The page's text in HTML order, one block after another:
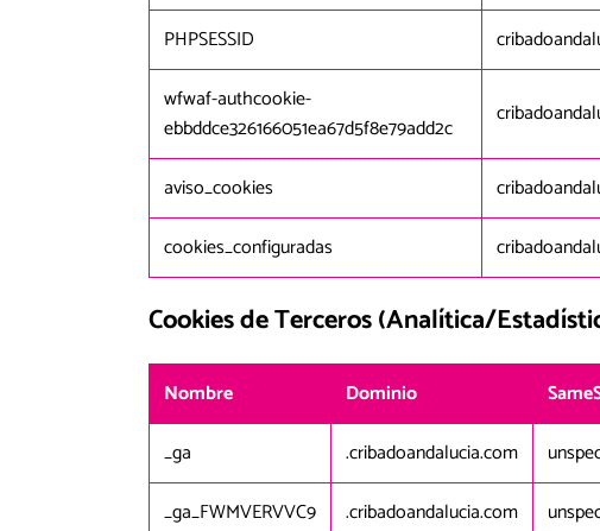
PHPSESSID
wfwaf-authcookie-
ebbddce326166051ea67d5f8e79add2c
aviso_cookies
cookies_configuradas
Cookies de Terceros (Analítica/
Nombre Dominio
_ga
.cribadoandalucia.com
_ga_FWMVERVVC9
.cribadoandalucia.com